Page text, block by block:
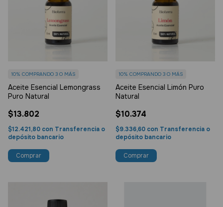
Aceite Esencial Lemongrass
Puro Natural
$13.802
10% COMPRANDO 3 O MÁS
$12.421,80 con Transferencia o
depósito bancario
Aceite Esencial Limón Puro
Natural
$10.374
10% COMPRANDO 3 O MÁS
$9.336,60 con Transferencia o
depósito bancario